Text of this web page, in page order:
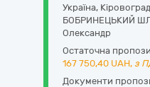
Україна,
БОБРИНЕЦЬКИЙ
Олександр
Остаточна
167 750,40 UAH, з
Документи